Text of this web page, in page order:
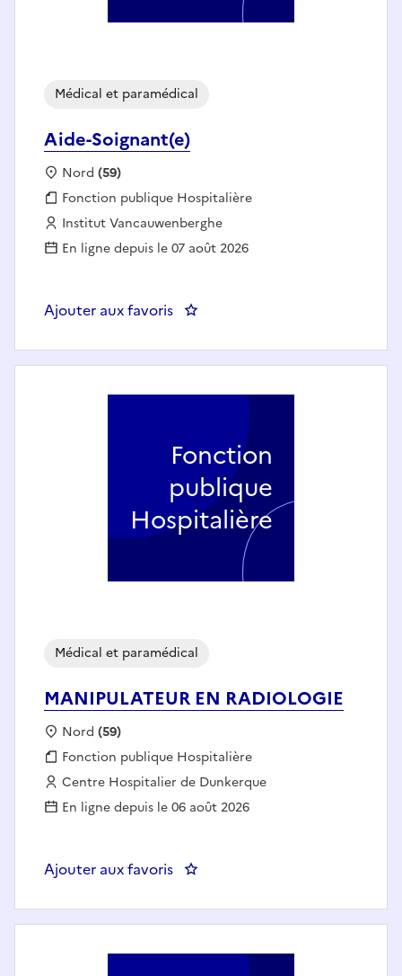
Aide-Soignant(e)
Médical et paramédical
Localisation :
Nord (59)
Fonction publique :
Fonction publique Hospitalière
Employeur :
Institut Vancauwenberghe
En ligne depuis le 07 août 2026
Ajouter aux favoris : Aide-Soignant(e)
MANIPULATEUR EN RADIOLOGIE
Médical et paramédical
Localisation :
Nord (59)
Fonction publique :
Fonction publique Hospitalière
Employeur :
Centre Hospitalier de Dunkerque
En ligne depuis le 06 août 2026
Ajouter aux favoris : MANIPULATEUR EN
Fonction
publique
Hospitalière